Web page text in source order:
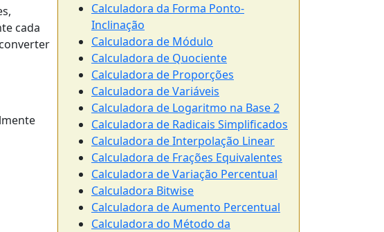
cada
Calculadora da Forma Ponto-
Inclinação
Calculadora de Módulo
Calculadora de Quociente
Calculadora de Proporções
Calculadora de Variáveis
Calculadora de Logaritmo na Base 2
Calculadora de Radicais Simplificados
Calculadora de Interpolação Linear
Calculadora de Frações Equivalentes
Calculadora de Variação Percentual
Calculadora Bitwise
Calculadora de Aumento Percentual
Calculadora do Método da